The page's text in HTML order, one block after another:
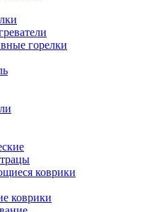
горелки
коврики
коврики